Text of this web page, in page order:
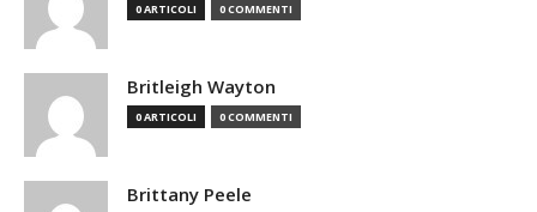
0 ARTICOLI 0 COMMENTI
Britleigh Wayton
0 ARTICOLI 0 COMMENTI
Brittany Peele